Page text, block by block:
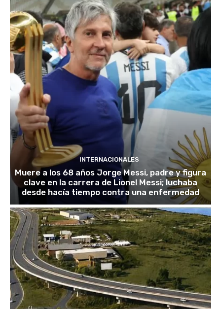
INTERNACIONALES
Muere a los 68 años Jorge Messi, padre y figura
clave en la carrera de Lionel Messi; luchaba
desde hacía tiempo contra una enfermedad